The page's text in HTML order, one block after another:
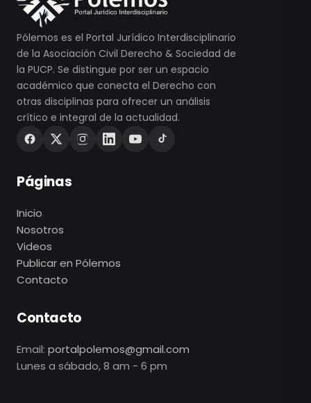
Pólemos es el Portal Jurídico Interdisciplinario
de la Asociación Civil Derecho & Sociedad de
la PUCP. Se distingue por ser un espacio
académico que conecta el Derecho con
otras disciplinas para ofrecer un análisis
crítico e integral de la actualidad.
Páginas
Inicio
Nosotros
Videos
Publicar en Pólemos
Contacto
Contacto
Email: portalpolemos@gmail.com
Lunes a sábado, 8 am - 6 pm